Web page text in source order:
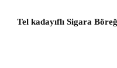
Tel kadayıflı Sigara